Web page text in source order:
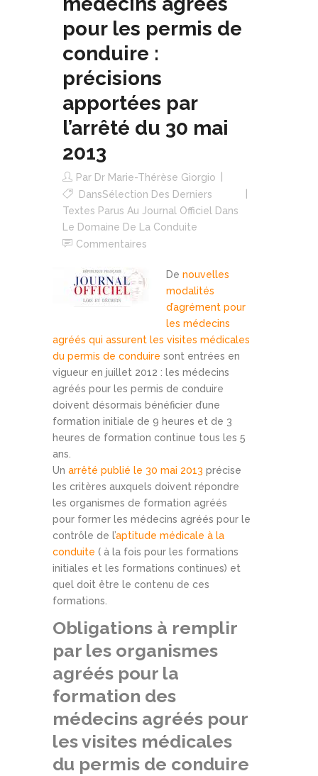
pour les permis de
conduire :
précisions
apportées par
l’arrêté du 30 mai
2013
Par Dr Marie-Thérèse Giorgio
DansSélection Des Derniers
Textes Parus Au Journal Officiel Dans
Le Domaine De La Conduite
Commentaires
De nouvelles
modalités
d’agrément pour
les médecins
agréés qui assurent les visites médicales
du permis de conduire sont entrées en
vigueur en juillet 2012 : les médecins
agréés pour les permis de conduire
doivent désormais bénéficier d’une
formation initiale de 9 heures et de 3
heures de formation continue tous les 5
ans.
Un arrêté publié le 30 mai 2013 précise
les critères auxquels doivent répondre
les organismes de formation agréés
pour former les médecins agréés pour le
contrôle de l’aptitude médicale à la
conduite ( à la fois pour les formations
initiales et les formations continues) et
quel doit être le contenu de ces
formations.
Obligations à remplir
par les organismes
agréés pour la
formation des
médecins agréés pour
les visites médicales
du permis de conduire